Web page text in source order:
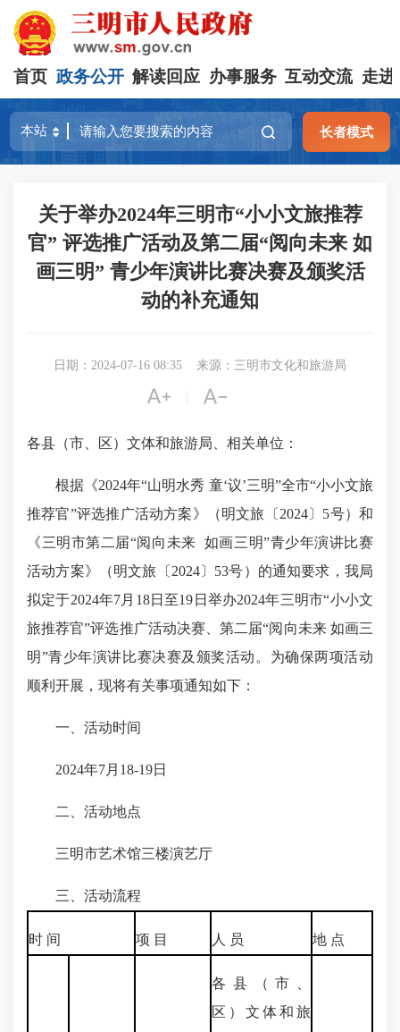
首页 政务公开 解读回应 办事服务 互动交流 走进
长者模式
关于举办2024年三明市“小小文旅推荐
官” 评选推广活动及第二届“阅向未来 如
画三明” 青少年演讲比赛决赛及颁奖活
动的补充通知
日期：2024-07-16 08:35 来源：三明市文化和旅游局
 
各县（市、区）文体和旅游局、相关单位：
根据《2024年“山明水秀 童‘议’三明”全市“小小文旅
推荐官”评选推广活动方案》（明文旅〔2024〕5号）和
《三明市第二届“阅向未来 如画三明”青少年演讲比赛
活动方案》（明文旅〔2024〕53号）的通知要求，我局
拟定于2024年7月18日至19日举办2024年三明市“小小文
旅推荐官”评选推广活动决赛、第二届“阅向未来 如画三
明”青少年演讲比赛决赛及颁奖活动。为确保两项活动
顺利开展，现将有关事项通知如下：
一、活动时间
2024年7月18-19日
二、活动地点
三明市艺术馆三楼演艺厅
三、活动流程
时 间 项 目 人 员 地 点
各县（市、
区）文体和旅